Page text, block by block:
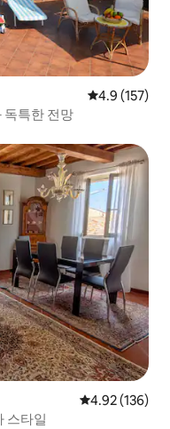
평점 4.9점(5
4.9 (157)
독특한 전망
평점 4.92점(5
4.92 (136)
스타일